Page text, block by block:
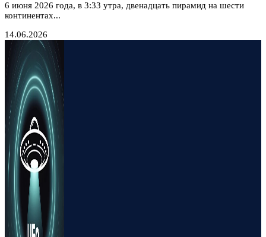
6 июня 2026 года, в 3:33 утра, двенадцать пирамид на шести
континентах...
14.06.2026